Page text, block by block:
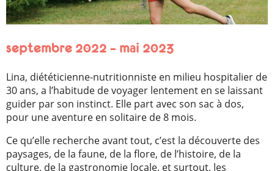
septembre 2022 – mai 2023
Lina, diététicienne-nutritionniste en milieu hospitalier de
30 ans, a l’habitude de voyager lentement en se laissant
guider par son instinct. Elle part avec son sac à dos,
pour une aventure en solitaire de 8 mois.
Ce qu’elle recherche avant tout, c’est la découverte des
paysages, de la faune, de la flore, de l’histoire, de la
culture, de la gastronomie locale, et surtout, les